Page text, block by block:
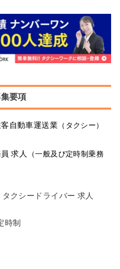
要項
自動車運送業 （タクシー）
求人
（一般及び定時制乗務
クシードライバー 求人
時制